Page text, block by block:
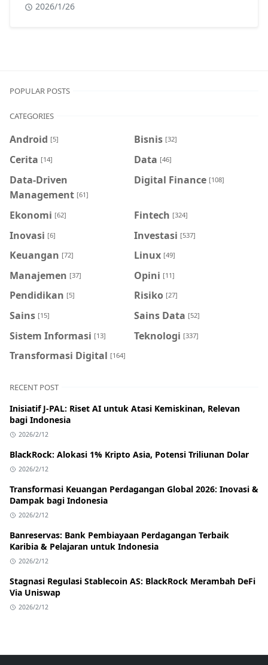
2026/1/26
POPULAR POSTS
CATEGORIES
Android [5] Bisnis [32]
Cerita [14] Data [46]
Data-Driven
Management [61]
Digital Finance [108]
Ekonomi [62] Fintech [324]
Inovasi [6] Investasi [537]
Keuangan [72] Linux [49]
Manajemen [37] Opini [11]
Pendidikan [5] Risiko [27]
Sains [15] Sains Data [52]
Sistem Informasi [13] Teknologi [337]
Transformasi Digital [164]
RECENT POST
Inisiatif J-PAL: Riset AI untuk Atasi Kemiskinan, Relevan
bagi Indonesia
2026/2/12
BlackRock: Alokasi 1% Kripto Asia, Potensi Triliunan Dolar
2026/2/12
Transformasi Keuangan Perdagangan Global 2026: Inovasi &
Dampak bagi Indonesia
2026/2/12
Banreservas: Bank Pembiayaan Perdagangan Terbaik
Karibia & Pelajaran untuk Indonesia
2026/2/12
Stagnasi Regulasi Stablecoin AS: BlackRock Merambah DeFi
Via Uniswap
2026/2/12